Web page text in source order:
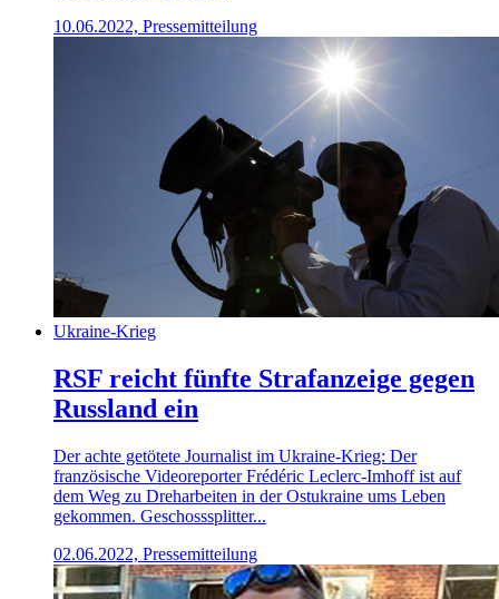
10.06.2022, Pressemitteilung
Ukraine-Krieg
RSF reicht fünfte Strafanzeige gegen
Russland ein
Der achte getötete Journalist im Ukraine-Krieg: Der
französische Videoreporter Frédéric Leclerc-Imhoff ist auf
dem Weg zu Dreharbeiten in der Ostukraine ums Leben
gekommen. Geschosssplitter...
02.06.2022, Pressemitteilung